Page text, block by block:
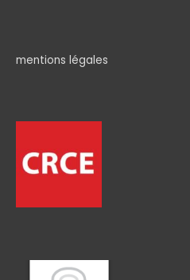
mentions légales